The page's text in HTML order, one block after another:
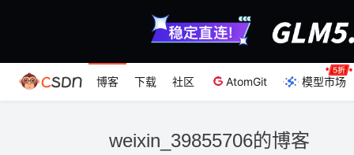
博客 下载 社区 AtomGit 模型市场
weixin_39855706的博客